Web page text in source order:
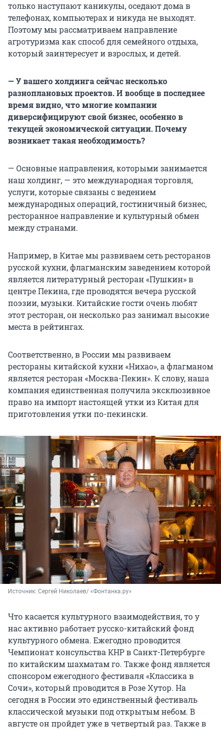
только наступают каникулы, оседают дома в
телефонах, компьютерах и никуда не выходят.
Поэтому мы рассматриваем направление
агротуризма как способ для семейного отдыха,
который заинтересует и взрослых, и детей.
— У вашего холдинга сейчас несколько
разноплановых проектов. И вообще в последнее
время видно, что многие компании
диверсифицируют свой бизнес, особенно в
текущей экономической ситуации. Почему
возникает такая необходимость?
— Основные направления, которыми занимается
наш холдинг, — это международная торговля,
услуги, которые связаны с ведением
международных операций, гостиничный бизнес,
ресторанное направление и культурный обмен
между странами.
Например, в Китае мы развиваем сеть ресторанов
русской кухни, флагманским заведением которой
является литературный ресторан «Пушкин» в
центре Пекина, где проводятся вечера русской
поэзии, музыки. Китайские гости очень любят
этот ресторан, он несколько раз занимал высокие
места в рейтингах.
Соответственно, в России мы развиваем
рестораны китайской кухни «Нихао», а флагманом
является ресторан «Москва-Пекин». К слову, наша
компания единственная получила эксклюзивное
право на импорт настоящей утки из Китая для
приготовления утки по-пекински.
Источник: Сергей Николаев/ «Фонтанка.ру»
Что касается культурного взаимодействия, то у
нас активно работает русско-китайский фонд
культурного обмена. Ежегодно проводится
Чемпионат консульства КНР в Санкт-Петербурге
по китайским шахматам го. Также фонд является
спонсором ежегодного фестиваля «Классика в
Сочи», который проводится в Розе Хутор. На
сегодня в России это единственный фестиваль
классической музыки под открытым небом. В
августе он пройдет уже в четвертый раз. Также в